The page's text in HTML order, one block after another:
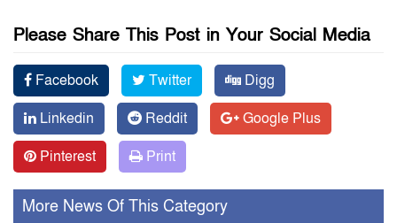
Please Share This Post in Your Social Media
Facebook Twitter
Digg
Linkedin
Reddit
Google Plus
Pinterest
Print
More News Of This Category